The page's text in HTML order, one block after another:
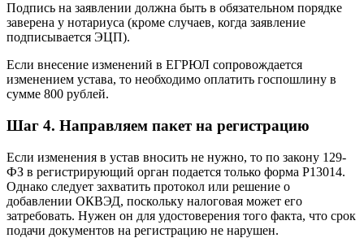
Подпись на заявлении должна быть в обязательном порядке
заверена у нотариуса (кроме случаев, когда заявление
подписывается ЭЦП).
Если внесение изменений в ЕГРЮЛ сопровождается
изменением устава, то необходимо оплатить госпошлину в
сумме 800 рублей.
Шаг 4. Направляем пакет на регистрацию
Если изменения в устав вносить не нужно, то по закону 129-
ФЗ в регистрирующий орган подается только форма Р13014.
Однако следует захватить протокол или решение о
добавлении ОКВЭД, поскольку налоговая может его
затребовать. Нужен он для удостоверения того факта, что срок
подачи документов на регистрацию не нарушен.